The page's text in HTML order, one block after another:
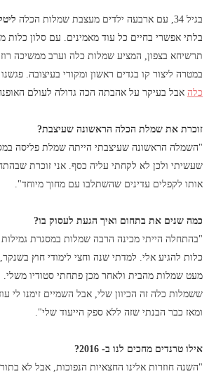
בגיל 34, עם ארבעה ילדים מעצבת שמלות הכלה
בלתי אפשרי בחיים כל עוד מאמינים. עם סלון כלות
תרשיחא בצפון, המציע שמלות כלה וערב ממשיכה
במטרה ליצור קו בגדים ראשון ומקורי בעיצובה.
כלהאבל בעיקר על אהבתה הכה גדולה לעולם
זוכרת את שמלת הכלה הראשונה שעיצבת?
"השמלה הראשונה שעיצבתי הייתה שמלת פליסה
שעשיתי ולכן לא לקחתי עליה כסף. אני זוכרת
אותו לקפלים עדינים שהשתלבו עם מחוך מיוחד".
כמה שנים את בתחום ואיך הגעת לעסוק בו?
"בהתחלה הייתי מכינה הרבה שמלות במסגרת
כלות להגיע אלי. למדתי שנה וחצי לימודי חוץ
מעט שמלות מהבית ולאחר מכן פתחתי סטודיו
ששמלות כלה זה הכיוון שלי, אבל השמיים זימנו לי
ומאז כבר הבנתי שזה ללא ספק הייעוד שלי".
אילו טרנדים מחכים לנו ב- 2016?
"השנה חוזרות אלינו החצאיות הנפוכות, אבל לא